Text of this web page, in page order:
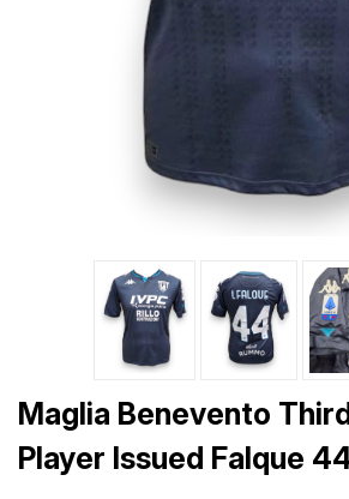
Maglia Benevento
Player Issued Falque